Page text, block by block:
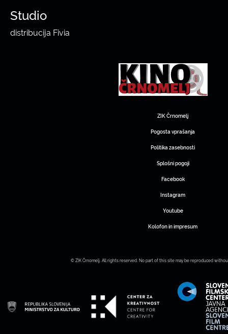
Studio
distribucija Fivia
ZIK Črnomelj
Pogosta vprašanja
Politika zasebnosti
Splošni pogoji
Facebook
Instagram
Youtube
Kolofon in impresum
© ZIK Črnomelj. All rights reserved. No part of this site may be reproduced